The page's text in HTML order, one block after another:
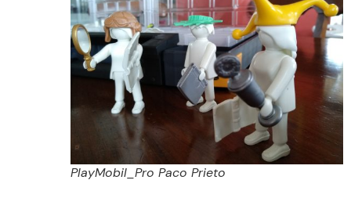
PlayMobil_Pro Paco Prieto